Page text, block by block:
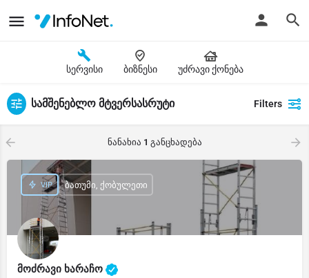
სერვისი ბიზნესი უძრავი ქონება
სამშენებლო მტვერსასრუტი Filters
ნანახია 1 განცხადება
მოძრავი ხარაჩო
ბათუმი, ქობულეთი